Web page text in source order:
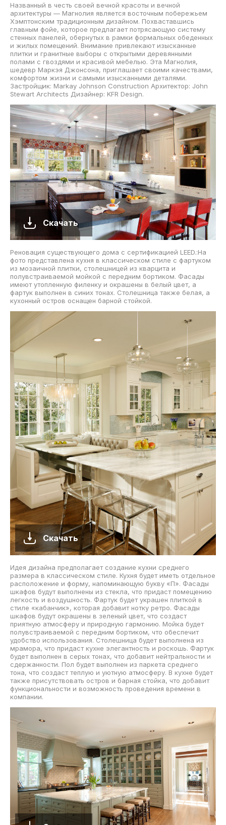
Названный в честь своей вечной красоты и вечной
архитектуры — Магнолия является восточным побережьем
Хэмптонским традиционным дизайном. Похваставшись
главным фойе, которое предлагает потрясающую систему
стенных панелей, обернутых в рамки формальных обеденных
и жилых помещений. Внимание привлекают изысканные
плитки и гранитные выборы с открытыми деревянными
полами с гвоздями и красивой мебелью. Эта Магнолия,
шедевр Маркэя Джонсона, приглашает своими качествами,
комфортом жизни и самыми изысканными деталями.
Застройщик: Markay Johnson Construction Архитектор: John
Stewart Architects Дизайнер: KFR Design.
Скачать
Реновация существующего дома с сертификацией LEED.:На
фото представлена кухня в классическом стиле с фартуком
из мозаичной плитки, столешницей из кварцита и
полувстраиваемой мойкой с передним бортиком. Фасады
имеют утопленную филенку и окрашены в белый цвет, а
фартук выполнен в синих тонах. Столешница также белая, а
кухонный остров оснащен барной стойкой.
Скачать
Идея дизайна предполагает создание кухни среднего
размера в классическом стиле. Кухня будет иметь отдельное
расположение и форму, напоминающую букву «П». Фасады
шкафов будут выполнены из стекла, что придаст помещению
легкость и воздушность. Фартук будет украшен плиткой в
стиле «кабанчик», которая добавит нотку ретро. Фасады
шкафов будут окрашены в зеленый цвет, что создаст
приятную атмосферу и природную гармонию. Мойка будет
полувстраиваемой с передним бортиком, что обеспечит
удобство использования. Столешница будет выполнена из
мрамора, что придаст кухне элегантность и роскошь. Фартук
будет выполнен в серых тонах, что добавит нейтральности и
сдержанности. Пол будет выполнен из паркета среднего
тона, что создаст теплую и уютную атмосферу. В кухне будет
также присутствовать остров и барная стойка, что добавит
функциональности и возможность проведения времени в
компании.